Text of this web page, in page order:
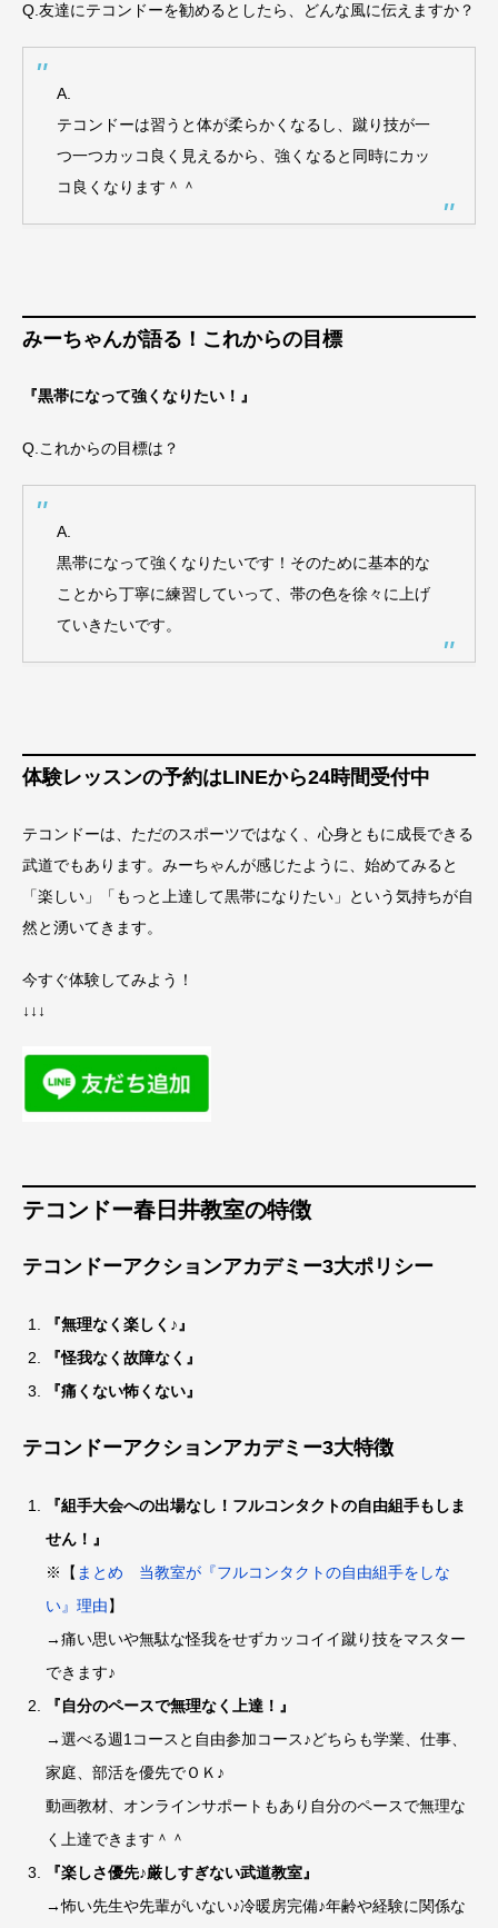
Q.友達にテコンドーを勧めるとしたら、どんな風に伝えますか？
A.
テコンドーは習うと体が柔らかくなるし、蹴り技が一
つ一つカッコ良く見えるから、強くなると同時にカッ
コ良くなります＾＾
みーちゃんが語る！これからの目標
『黒帯になって強くなりたい！』
Q.これからの目標は？
A.
黒帯になって強くなりたいです！そのために基本的な
ことから丁寧に練習していって、帯の色を徐々に上げ
ていきたいです。
体験レッスンの予約はLINEから24時間受付中
テコンドーは、ただのスポーツではなく、心身ともに成長できる
武道でもあります。みーちゃんが感じたように、始めてみると
「楽しい」「もっと上達して黒帯になりたい」という気持ちが自
然と湧いてきます。
今すぐ体験してみよう！
↓↓↓
テコンドー春日井教室の特徴
テコンドーアクションアカデミー3大ポリシー
『無理なく楽しく♪』
『怪我なく故障なく』
『痛くない怖くない』
テコンドーアクションアカデミー3大特徴
『組手大会への出場なし！フルコンタクトの自由組手もしま
せん！』
※【 まとめ 当教室が『フルコンタクトの自由組手をしな
い』理由】
→痛い思いや無駄な怪我をせずカッコイイ蹴り技をマスター
できます♪
『自分のペースで無理なく上達！』
→選べる週1コースと自由参加コース♪どちらも学業、仕事、
家庭、部活を優先でＯＫ♪
動画教材、オンラインサポートもあり自分のペースで無理な
く上達できます＾＾
『楽しさ優先♪厳しすぎない武道教室』
→怖い先生や先輩がいない♪冷暖房完備♪年齢や経験に関係な